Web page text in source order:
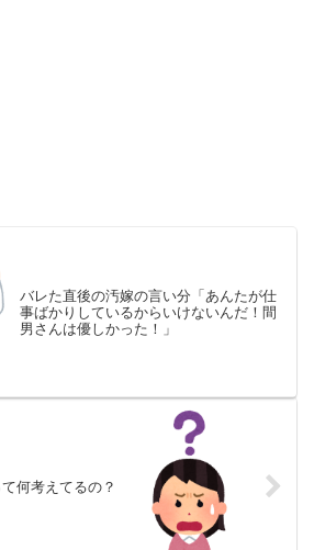
バレた直後の汚嫁の言い分「あんたが仕
事ばかりしているからいけないんだ！間
男さんは優しかった！」
何考えてるの？